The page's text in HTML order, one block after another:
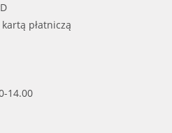
płatniczą
14.00